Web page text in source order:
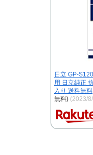
日立 GP-
用 日立純正
入り 送料無料
無料) (2023/